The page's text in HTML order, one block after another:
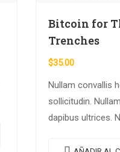
Bitcoin for
Trenches
$35.00
Nullam convallis
sollicitudin.
dapibus ultrices.